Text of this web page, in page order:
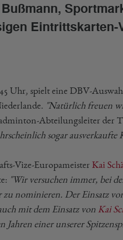
Eintrittskarten-
Uhr, spielt eine DBV-
"Natürlich freuen
Abteilungsleiter der
sogar ausverkaufte
Vize-Europameister Kai
"Wir versuchen immer, bei
zu nominieren. Der Einsatz
mit dem Einsatz von Kai
Jahren einer unserer